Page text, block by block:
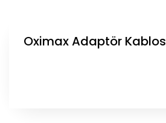
Oximax Adaptör Kablos